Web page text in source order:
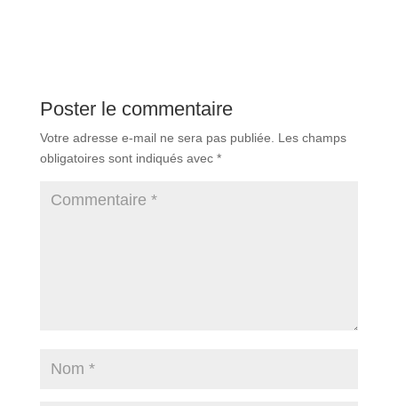
Poster le commentaire
Votre adresse e-mail ne sera pas publiée.
Les champs
obligatoires sont indiqués avec *